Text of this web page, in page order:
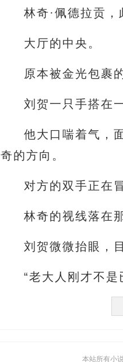
林奇·佩德拉贡，
大厅的中央。
原本被金光包裹
刘贺一只手搭在
他大口喘着气，
奇的方向。
对方的双手正在
林奇的视线落在
刘贺微微抬眼，
“老大人刚才不是
本站所有小